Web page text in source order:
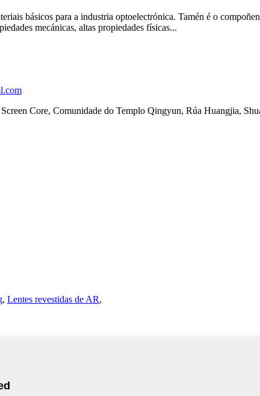
básicos para a industria optoelectrónica. Tamén é o
mecánicas, altas propiedades físicas...
Core, Comunidade do Templo Qingyun, Rúa Huangjia,
, Lentes revestidas de AR,